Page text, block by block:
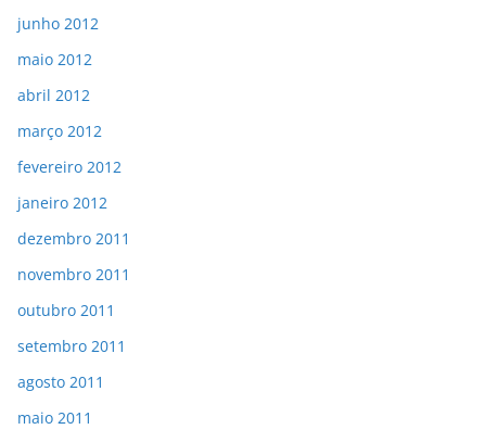
junho 2012
maio 2012
abril 2012
março 2012
fevereiro 2012
janeiro 2012
dezembro 2011
novembro 2011
outubro 2011
setembro 2011
agosto 2011
maio 2011